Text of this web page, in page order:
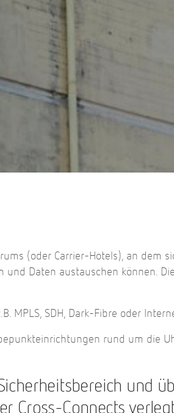
(oder Carrier-Hotels), an dem
Daten austauschen können.
MPLS, SDH, Dark-Fibre oder
rund um die
und
Cross-Connects